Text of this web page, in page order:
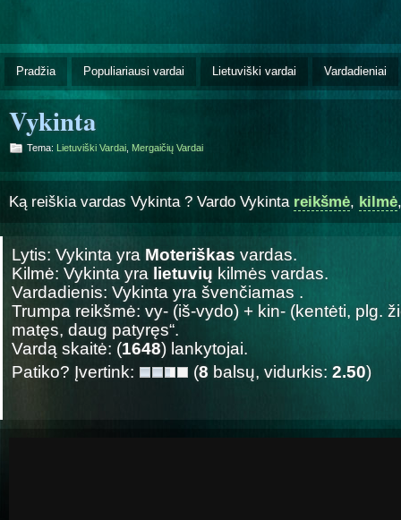
Pradžia Populiariausi vardai Lietuviški vardai Vardadieniai
Vykinta
Tema: Lietuviški Vardai Mergaičių Vardai
Ką reiškia vardas Vykinta ? Vardo Vykinta reikšmė, kilmė
Lytis: Vykinta yra Moteriškas vardas.
Kilmė: Vykinta yra lietuvių kilmės vardas.
Vardadienis: Vykinta yra švenčiamas .
Trumpa reikšmė: vy- (iš-vydo) + kin- (kentėti, plg.
matęs, daug patyręs“.
Vardą skaitė: (1648) lankytojai.
Patiko? Įvertink:
(8 balsų, vidurkis: 2.50)